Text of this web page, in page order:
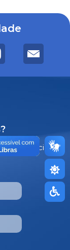
notícias